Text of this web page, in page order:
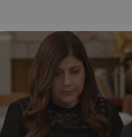
__cf_bm
__cf_bm